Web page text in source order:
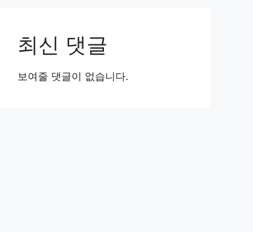
최신 댓글
보여줄 댓글이 없습니다.